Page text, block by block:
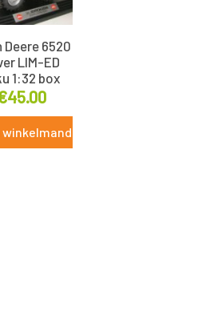
Deere 6520
LIM-ED
1:32 box
45.00
winkelmand